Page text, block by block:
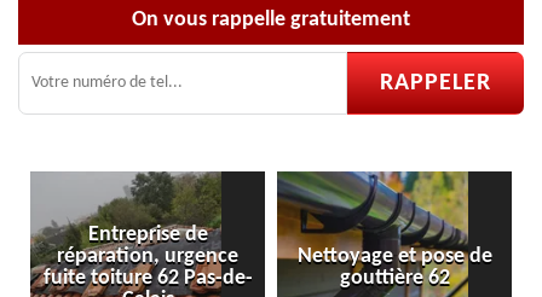
On vous rappelle gratuitement
Nettoyage et pose de
gouttière 62
Pose et réparation de
velux 62